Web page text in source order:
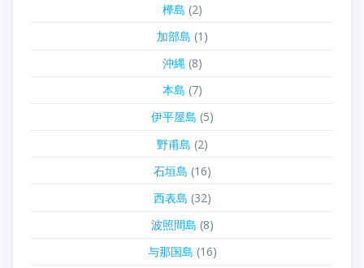
樺島 (2)
加部島 (1)
沖縄(8)
本島 (7)
伊平屋島 (5)
野甫島 (2)
石垣島 (16)
西表島 (32)
波照間島 (8)
与那国島 (16)